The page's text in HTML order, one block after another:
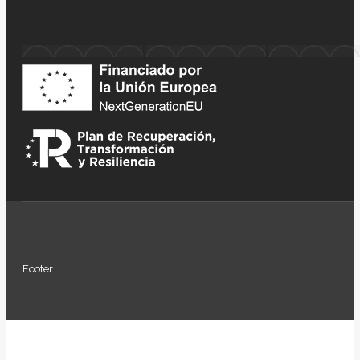
Footer